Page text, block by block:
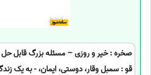
صخره : خیر و روزی – مسئله بزرگ قابل حل
قو : سمبل وقار، دوستی، ایمان، - به یک